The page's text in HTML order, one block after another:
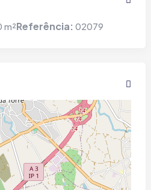
m²Referência: 02079